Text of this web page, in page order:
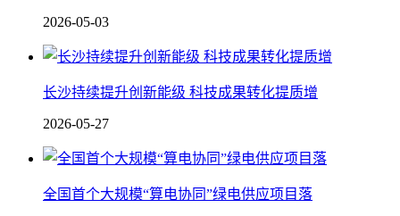
2026-05-03
长沙持续提升创新能级 科技成果转化提质增
2026-05-27
全国首个大规模“算电协同”绿电供应项目落